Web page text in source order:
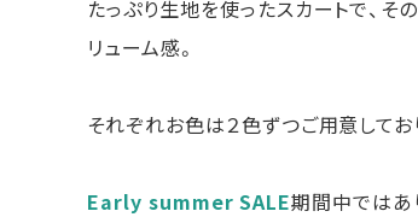
たっぷり生地を使ったスカートで、そ
リューム感。
それぞれお色は２色ずつご用意してお
Early summer SALE期間中ではあ